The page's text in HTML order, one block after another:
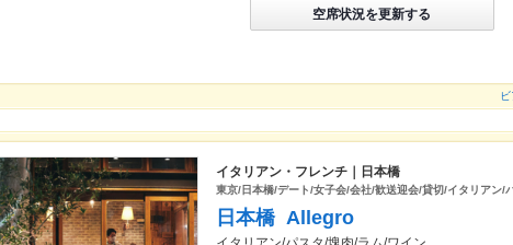
空席状況を更新する
イタリアン・フレンチ｜日本橋
東京/日本橋/デート/女子会/会社/歓送迎会/貸切/イタリアン/
日本橋 Allegro